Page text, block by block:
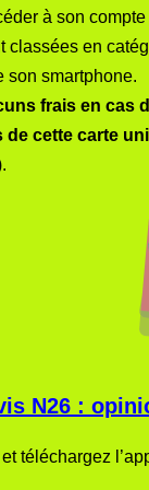
à son
classées en
son smartphone.
frais en cas
de cette carte
N26 :
et téléchargez